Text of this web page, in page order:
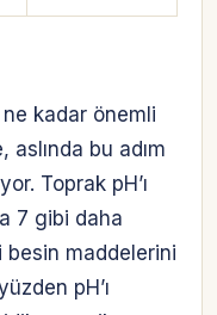
ne kadar önemli
bu adım
Toprak pH’ı
7 gibi daha
maddelerini
pH’ı